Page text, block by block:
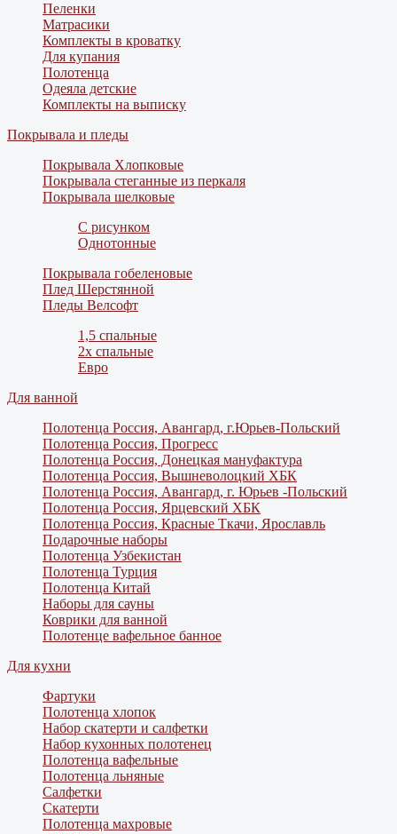
Пеленки
Матрасики
Комплекты в кроватку
Для купания
Полотенца
Одеяла детские
Комплекты на выписку
Покрывала и пледы
Покрывала Хлопковые
Покрывала стеганные из перкаля
Покрывала шелковые
С рисунком
Однотонные
Покрывала гобеленовые
Плед Шерстянной
Пледы Велсофт
1,5 спальные
2х спальные
Евро
Для ванной
Полотенца Россия, Авангард, г.Юрьев-Польский
Полотенца Россия, Прогресс
Полотенца Россия, Донецкая мануфактура
Полотенца Россия, Вышневолоцкий ХБК
Полотенца Россия, Авангард, г. Юрьев -Польский
Полотенца Россия, Ярцевский ХБК
Полотенца Россия, Красные Ткачи, Ярославль
Подарочные наборы
Полотенца Узбекистан
Полотенца Турция
Полотенца Китай
Наборы для сауны
Коврики для ванной
Полотенце вафельное банное
Для кухни
Фартуки
Полотенца хлопок
Набор скатерти и салфетки
Набор кухонных полотенец
Полотенца вафельные
Полотенца льняные
Салфетки
Скатерти
Полотенца махровые